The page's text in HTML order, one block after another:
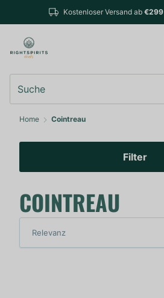
Kostenloser Versand ab €299
Home Cointreau
Filter
COINTREAU